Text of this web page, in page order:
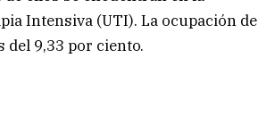
Intensiva (UTI). La ocupación de
del 9,33 por ciento.